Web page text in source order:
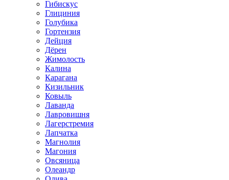
Гибискус
Глициния
Голубика
Гортензия
Дейция
Дёрен
Жимолость
Калина
Карагана
Кизильник
Ковыль
Лаванда
Лавровишня
Лагерстремия
Лапчатка
Магнолия
Магония
Овсяница
Олеандр